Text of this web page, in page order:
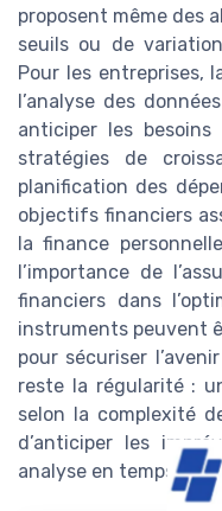
proposent même des
seuils ou de
Pour les entreprises,
l’analyse des
anticiper les
stratégies de
planification des
objectifs financiers
la finance
l’importance de
financiers dans
instruments peuvent
pour sécuriser
reste la régularité :
selon la complexité
d’anticiper les
analyse en temps réel.